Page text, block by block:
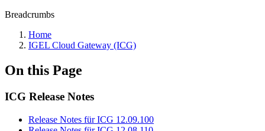
Breadcrumbs
Home
IGEL Cloud Gateway (ICG)
On this Page
ICG Release Notes
Release Notes für ICG 12.09.100